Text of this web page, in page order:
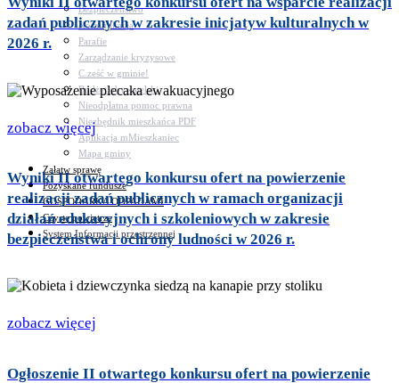
Bezpieczeństwo
Komunikacja
Parafie
Zarządzanie kryzysowe
C.ześć w gminie!
Budżet obywatelski
Nieodpłatna pomoc prawna
Niezbędnik mieszkańca PDF
Aplikacja mMieszkaniec
Mapa gminy
Załatw sprawę
Pozyskane fundusze
GOSPODARKA ODPADAMI
Czyste powietrze
System Informacji przestrzennej
zadań publicznych w zakresie inicjatyw kulturalnych w
2026 r.
zobacz więcej
Wyniki II otwartego konkursu ofert na powierzenie
realizacji zadań publicznych w ramach organizacji
działań edukacyjnych i szkoleniowych w zakresie
bezpieczeństwa i ochrony ludności w 2026 r.
zobacz więcej
Ogłoszenie II otwartego konkursu ofert na powierzenie